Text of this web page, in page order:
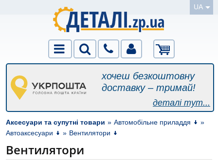
UA
хочеш безкоштовну
доставку – тримай!
деталі тут...
Аксесуари та супутні товари » Автомобільне приладдя
»
Автоаксесуари
» Вентилятори
Вентилятори